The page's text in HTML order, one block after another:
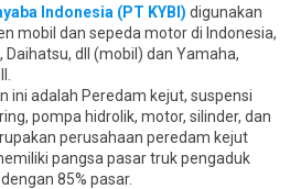
Indonesia (PT KYBI) digunakan
mobil dan sepeda motor di Indonesia,
dll (mobil) dan Yamaha,
ini adalah Peredam kejut, suspensi
pompa hidrolik, motor, silinder, dan
perusahaan peredam kejut
pangsa pasar truk pengaduk
85% pasar.